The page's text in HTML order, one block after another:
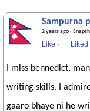
Sampurna
2 years ago·
Like · Liked
I miss bennedict,
writing skills. I
gaaro bhaye ni he